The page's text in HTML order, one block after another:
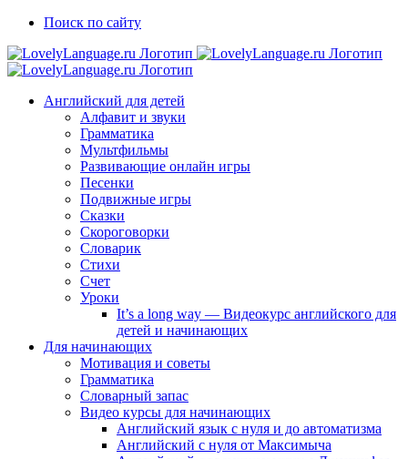
Skip
content
TelegramПоиск по сайту
Английский для детей
Алфавит и звуки
Грамматика
Мультфильмы
Развивающие онлайн игры
Песенки
Подвижные игры
Сказки
Скороговорки
Словарик
Стихи
Счет
Уроки
It’s a long way — Видеокурс английского для
детей и начинающих
Для начинающих
Мотивация и советы
Грамматика
Словарный запас
Видео курсы для начинающих
Английский язык с нуля и до автоматизма
Английский с нуля от Максимыча